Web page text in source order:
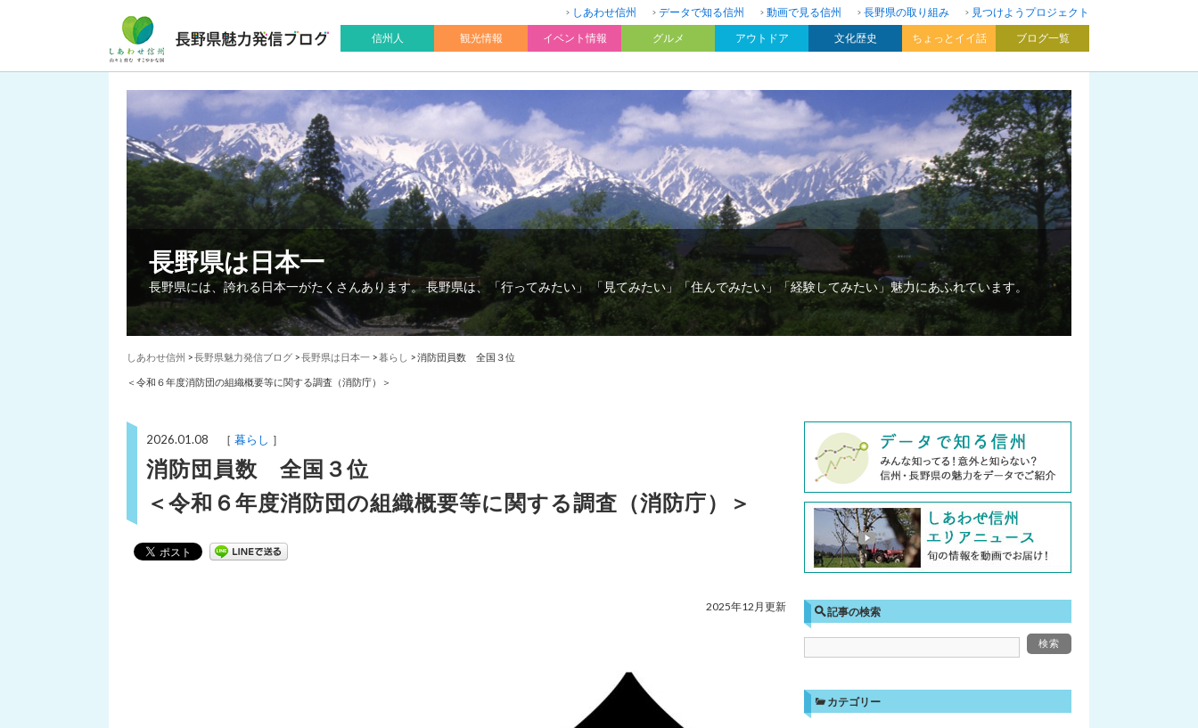
しあわせ信州 データで知る信州 動画で見る信州 長野県の取り組み
見つけようプロジェクト
信州人
観光情報 イベント情報 グルメ アウトドア 文化歴史 ちょっとイイ話 ブログ一覧
長野県は日本一
長野県には、誇れる日本一がたくさんあります。 長野県は、「行ってみたい」 「見てみたい」「住んでみたい」「経験してみたい」魅力にあふれています。
しあわせ信州 >長野県魅力発信ブログ >長野県は日本一 > 暮らし >消防団員数 全国３位
＜令和６年度消防団の組織概要等に関する調査（消防庁）＞
2026.01.08 ［ 暮らし ］
消防団員数 全国３位
＜令和６年度消防団の組織概要等に関する調査（消防庁）＞
2025年12月更新 記事の検索
カテゴリー